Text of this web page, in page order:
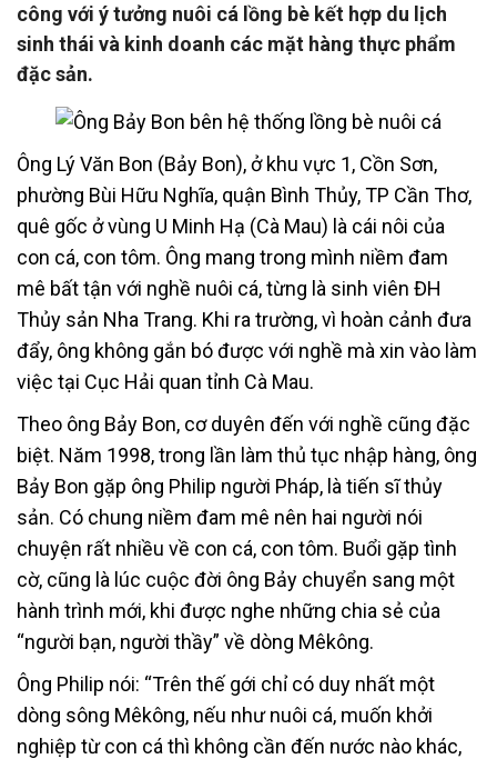
công với ý tưởng nuôi cá lồng bè kết hợp du lịch
sinh thái và kinh doanh các mặt hàng thực phẩm
đặc sản.
Ông Lý Văn Bon (Bảy Bon), ở khu vực 1, Cồn Sơn,
phường Bùi Hữu Nghĩa, quận Bình Thủy, TP Cần Thơ,
quê gốc ở vùng U Minh Hạ (Cà Mau) là cái nôi của
con cá, con tôm. Ông mang trong mình niềm đam
mê bất tận với nghề nuôi cá, từng là sinh viên ĐH
Thủy sản Nha Trang. Khi ra trường, vì hoàn cảnh đưa
đẩy, ông không gắn bó được với nghề mà xin vào làm
việc tại Cục Hải quan tỉnh Cà Mau.
Theo ông Bảy Bon, cơ duyên đến với nghề cũng đặc
biệt. Năm 1998, trong lần làm thủ tục nhập hàng, ông
Bảy Bon gặp ông Philip người Pháp, là tiến sĩ thủy
sản. Có chung niềm đam mê nên hai người nói
chuyện rất nhiều về con cá, con tôm. Buổi gặp tình
cờ, cũng là lúc cuộc đời ông Bảy chuyển sang một
hành trình mới, khi được nghe những chia sẻ của
“người bạn, người thầy” về dòng Mêkông.
Ông Philip nói: “Trên thế gới chỉ có duy nhất một
dòng sông Mêkông, nếu như nuôi cá, muốn khởi
nghiệp từ con cá thì không cần đến nước nào khác,